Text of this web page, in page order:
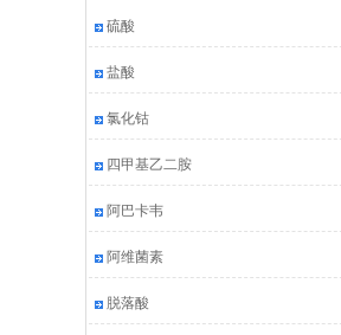
硫酸
盐酸
氯化钴
四甲基乙二胺
阿巴卡韦
阿维菌素
脱落酸